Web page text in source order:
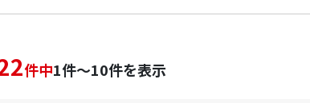
件中1件～10件を表示